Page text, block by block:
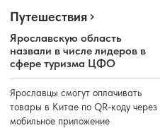
Путешествия
Ярославскую область
назвали в числе лидеров в
сфере туризма ЦФО
Ярославцы смогут оплачивать
товары в Китае по QR-коду через
мобильное приложение